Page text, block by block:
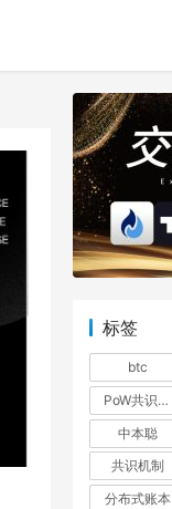
标签
btc
PoW共识机制
中本聪
共识机制
分布式账本